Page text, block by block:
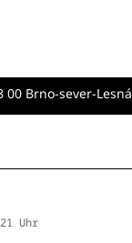
00 Brno-sever-Lesná
Uhr